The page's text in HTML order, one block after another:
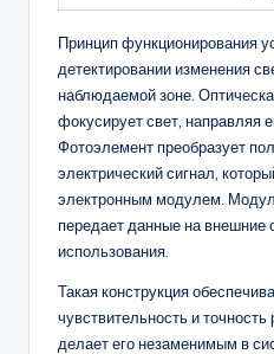
Принцип функционирования
детектировании изменения
наблюдаемой зоне.
фокусирует свет, направляя
Фотоэлемент преобразует
электрический сигнал,
электронным модулем.
передает данные на
использования.
Такая конструкция
чувствительность и точность
делает его незаменимым в